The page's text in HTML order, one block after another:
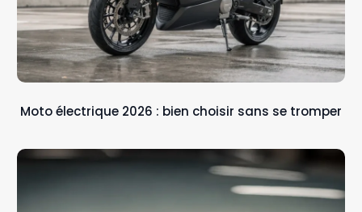
Moto électrique 2026 : bien choisir sans se tromper